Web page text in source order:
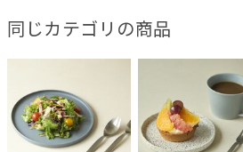
同じカテゴリの商品